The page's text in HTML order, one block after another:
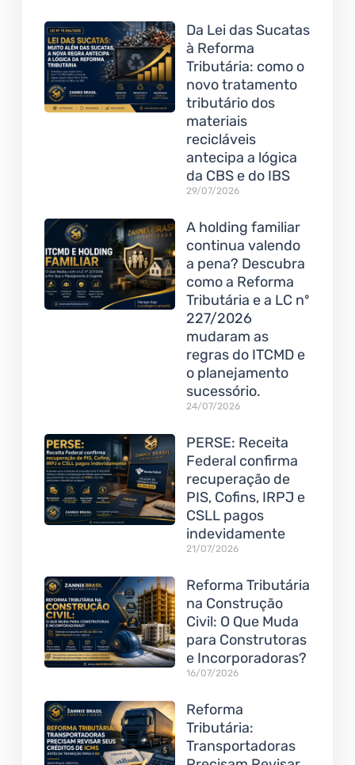
Da Lei das Sucatas
à Reforma
Tributária: como o
novo tratamento
tributário dos
materiais
recicláveis
antecipa a lógica
da CBS e do IBS
29/07/2026
A holding familiar
continua valendo
a pena? Descubra
como a Reforma
Tributária e a LC nº
227/2026
mudaram as
regras do ITCMD e
o planejamento
sucessório.
24/07/2026
PERSE: Receita
Federal confirma
recuperação de
PIS, Cofins, IRPJ e
CSLL pagos
indevidamente
21/07/2026
Reforma Tributária
na Construção
Civil: O Que Muda
para Construtoras
e Incorporadoras?
16/07/2026
Reforma
Tributária:
Transportadoras